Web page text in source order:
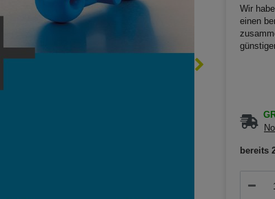
Wir
einen
bereits